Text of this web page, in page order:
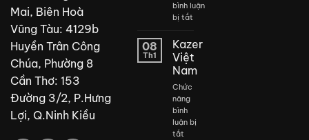
Mai, Biên Hoà
Vũng Tàu: 4129b
Huyền Trân Công
Chúa, Phường 8
Cần Thơ: 153
Đường 3/2, P.Hưng
Lợi, Q.Ninh Kiều
bình luận
bị tắtở
kế
phòng
tắm
đẹp
08
Th1
Kazer
Việt
Nam
Chức
năng
bình
luận bị
tắtở